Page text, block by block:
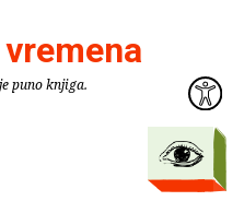
puno knjiga.